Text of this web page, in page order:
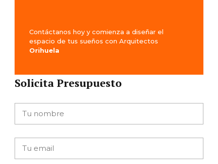
Contáctanos hoy y comienza a diseñar el
espacio de tus sueños con Arquitectos
Orihuela
Solicita Presupuesto